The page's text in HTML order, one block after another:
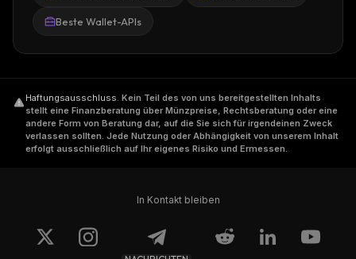
Beste Wallet-APIs
Haftungsausschluss. Kein Teil des von uns bereitgestellten Inhalts
stellt eine Finanzberatung über Münzpreise, Rechtsberatung oder eine
andere Form von Beratung dar, auf die Sie sich für irgendeinen Zweck
verlassen sollten. Jede Nutzung oder Abhängigkeit von unserem Inhalt
erfolgt ausschließlich auf Ihr eigenes Risiko und Ermessen.
In Kontakt bleiben